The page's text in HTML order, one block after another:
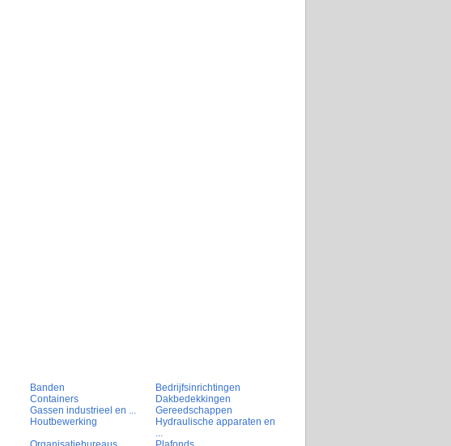
Banden
Bedrijfsinrichtingen
Containers
Dakbedekkingen
Gassen industrieel en ...
Gereedschappen
Houtbewerking
Hydraulische apparaten en
...